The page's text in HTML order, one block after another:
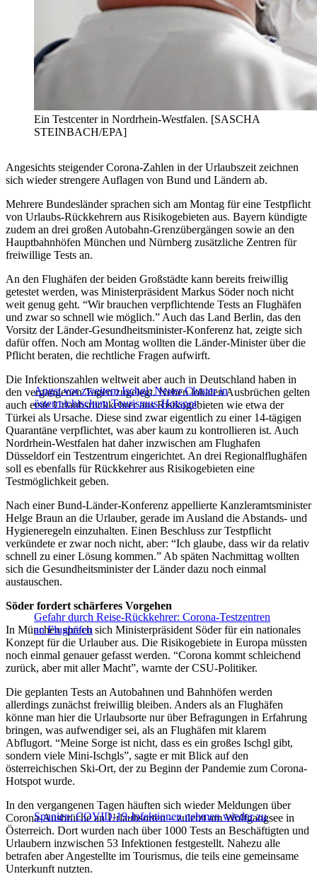
Ein Testcenter in Nordrhein-Westfalen. [SASCHA
STEINBACH/EPA]
Angesichts steigender Corona-Zahlen in der Urlaubszeit zeichnen
sich wieder strengere Auflagen von Bund und Ländern ab.
Mehrere Bundesländer sprachen sich am Montag für eine Testpflicht
von Urlaubs-Rückkehrern aus Risikogebieten aus. Bayern kündigte
zudem an drei großen Autobahn-Grenzübergängen sowie an den
Hauptbahnhöfen München und Nürnberg zusätzliche Zentren für
freiwillige Tests an.
An den Flughäfen der beiden Großstädte kann bereits freiwillig
getestet werden, was Ministerpräsident Markus Söder noch nicht
weit genug geht. “Wir brauchen verpflichtende Tests an Flughäfen
und zwar so schnell wie möglich.” Auch das Land Berlin, das den
Vorsitz der Länder-Gesundheitsminister-Konferenz hat, zeigte sich
dafür offen. Noch am Montag wollten die Länder-Minister über die
Pflicht beraten, die rechtliche Fragen aufwirft.
Angst vor zweitem Ischgl: Neuer Cluster in
österreichischem Tourismus-Hotspot
Die Infektionszahlen weltweit aber auch in Deutschland haben in
den vergangenen Tagen zugelegt. Neben lokalen Ausbrüchen gelten
auch erste Urlaubsrückkehrer aus Risikogebieten wie etwa der
Türkei als Ursache. Diese sind zwar eigentlich zu einer 14-tägigen
Quarantäne verpflichtet, was aber kaum zu kontrollieren ist. Auch
Nordrhein-Westfalen hat daher inzwischen am Flughafen
Düsseldorf ein Testzentrum eingerichtet. An drei Regionalflughäfen
soll es ebenfalls für Rückkehrer aus Risikogebieten eine
Testmöglichkeit geben.
Nach einer Bund-Länder-Konferenz appellierte Kanzleramtsminister
Helge Braun an die Urlauber, gerade im Ausland die Abstands- und
Hygieneregeln einzuhalten. Einen Beschluss zur Testpflicht
verkündete er zwar noch nicht, aber: “Ich glaube, dass wir da relativ
schnell zu einer Lösung kommen.” Ab späten Nachmittag wollten
sich die Gesundheitsminister der Länder dazu noch einmal
austauschen.
Gefahr durch Reise-Rückkehrer: Corona-Testzentren
an Flughäfen
Söder fordert schärferes Vorgehen
In München sprach sich Ministerpräsident Söder für ein nationales
Konzept für die Urlauber aus. Die Risikogebiete in Europa müssten
noch einmal genauer gefasst werden. “Corona kommt schleichend
zurück, aber mit aller Macht”, warnte der CSU-Politiker.
Die geplanten Tests an Autobahnen und Bahnhöfen werden
allerdings zunächst freiwillig bleiben. Anders als an Flughäfen
könne man hier die Urlaubsorte nur über Befragungen in Erfahrung
bringen, was aufwendiger sei, als an Flughäfen mit klarem
Abflugort. “Meine Sorge ist nicht, dass es ein großes Ischgl gibt,
sondern viele Mini-Ischgls”, sagte er mit Blick auf den
österreichischen Ski-Ort, der zu Beginn der Pandemie zum Corona-
Hotspot wurde.
Spanien: COVID-19-Infektionen nehmen wieder zu
In den vergangenen Tagen häuften sich wieder Meldungen über
Corona-Ausbrüche an Urlaubsorten – zuletzt am Wolfgangsee in
Österreich. Dort wurden nach über 1000 Tests an Beschäftigten und
Urlaubern inzwischen 53 Infektionen festgestellt. Nahezu alle
betrafen aber Angestellte im Tourismus, die teils eine gemeinsame
Unterkunft nutzten.